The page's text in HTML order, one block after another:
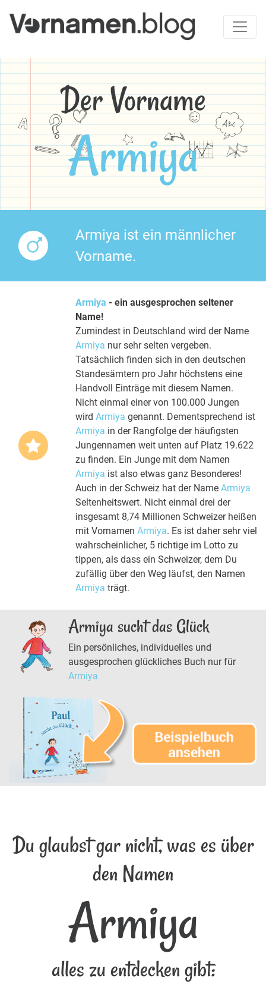
Der Vorname
Armiya
Armiya ist ein männlicher
Vorname.
Armiya - ein ausgesprochen seltener
Name!
Zumindest in Deutschland wird der Name
Armiya nur sehr selten vergeben.
Tatsächlich finden sich in den deutschen
Standesämtern pro Jahr höchstens eine
Handvoll Einträge mit diesem Namen.
Nicht einmal einer von 100.000 Jungen
wird Armiya genannt. Dementsprechend ist
Armiya in der Rangfolge der häufigsten
Jungennamen weit unten auf Platz 19.622
zu finden. Ein Junge mit dem Namen
Armiya ist also etwas ganz Besonderes!
Auch in der Schweiz hat der Name Armiya
Seltenheitswert. Nicht einmal drei der
insgesamt 8,74 Millionen Schweizer heißen
mit Vornamen Armiya. Es ist daher sehr viel
wahrscheinlicher, 5 richtige im Lotto zu
tippen, als dass ein Schweizer, dem Du
zufällig über den Weg läufst, den Namen
Armiya trägt.
Armiya sucht das Glück
Ein persönliches, individuelles und
ausgesprochen glückliches Buch nur für
Armiya
Du glaubst gar nicht, was es über
den Namen
Armiya
alles zu entdecken gibt: